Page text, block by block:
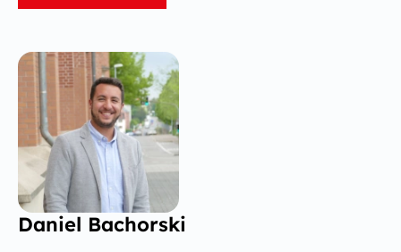
Daniel Bachorski